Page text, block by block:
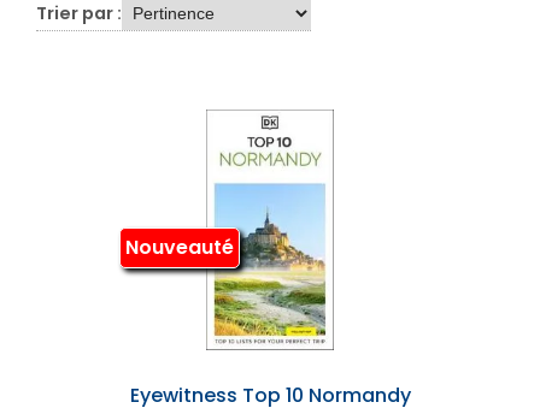
Trier par :
Nouveauté
Eyewitness Top 10 Normandy